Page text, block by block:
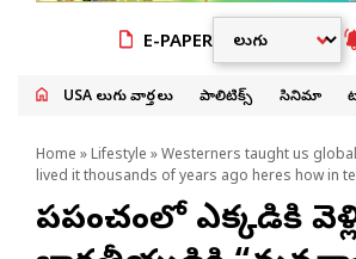
E-PAPER
USA తెలుగు వార్తలు పాలిటిక్స్ సినిమా
Home » Lifestyle » Westerners taught us
lived it thousands of years ago heres how in
ప్రపంచంలో ఎక్కడికి